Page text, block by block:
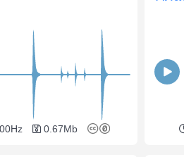
0.67Mb